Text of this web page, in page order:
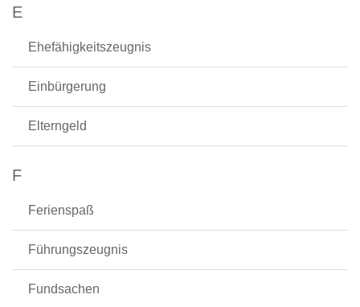
E
Ehefähigkeitszeugnis
Einbürgerung
Elterngeld
F
Ferienspaß
Führungszeugnis
Fundsachen